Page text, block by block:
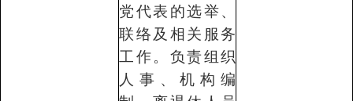
党代表的选举、
联络及相关服务
工作。负责组织
人事、机构编